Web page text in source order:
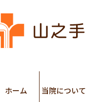
ホーム 当院について